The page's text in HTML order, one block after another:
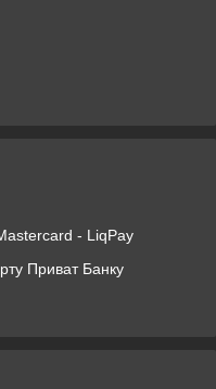
- LiqPay
Приват Банку